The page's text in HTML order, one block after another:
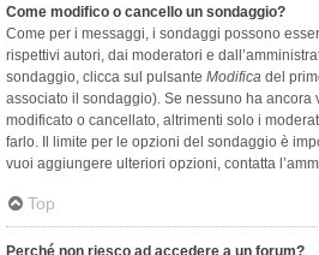
Come modifico o cancello un sondaggio?
Come per i messaggi, i sondaggi possono
rispettivi autori, dai moderatori e
sondaggio, clicca sul pulsante Modifica del
associato il sondaggio). Se nessuno ha ancora
modificato o cancellato, altrimenti solo i
farlo. Il limite per le opzioni del sondaggio è
vuoi aggiungere ulteriori opzioni, contatta
Top
Perché non riesco ad accedere a un forum?